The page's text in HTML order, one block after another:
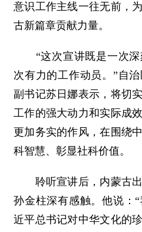
意识工作主线一往无前，
古新篇章贡献力量。
“这次宣讲既是一次深
次有力的工作动员。”自
副书记苏日娜表示，将切
工作的强大动力和实际成
更加务实的作风，在围绕
科智慧、彰显社科价值。
聆听宣讲后，内蒙古出
孙金柱深有感触。他说：
近平总书记对中华文化的